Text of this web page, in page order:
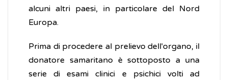
alcuni altri paesi, in particolare del Nord
Europa.
Prima di procedere al prelievo dell'organo, il
donatore samaritano è sottoposto a una
serie di esami clinici e psichici volti ad